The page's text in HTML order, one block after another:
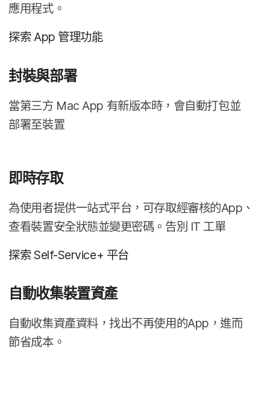
應​用​程式。
探索App 管理​功​能
封裝​與​部署
當​第三方Mac App 有​新版​本​時，​會​自動​打包​並​
部署​至​裝置
即​時​存取
為​使用​者​提供​一​站式​平台，​可存取​經​審核​的App 、​
查​看​裝置​安全​狀態​並​變​更​密碼。​告別 IT 工單
探索Self-Service+ 平​台
自動收集​裝置​資產
自動收集資產​資料，​找出​不​再​使用​的App ，​進而​
節省​成本。